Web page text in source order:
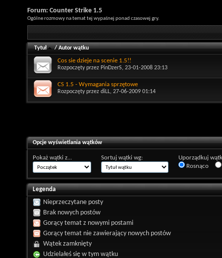
Forum: Counter Strike 1.5
Ogólne rozmowy na temat tej wypaśnej ponad czasowej gry.
Tytuł /Autor wątku
Cos sie dzieje na scenie 1.5!!
Rozpoczęty przez PinDzerS, 23-01-2008 23:13
CS 1.5 - Wymagania sprzętowe
Rozpoczęty przez diLL, 27-06-2009 01:14
Opcje wyświetlania wątków
Pokaż wątki z... Sortuj wątki wg:
Uporządkuj
Rosnąco
Legenda
Nieprzeczytane posty
Brak nowych postów
Gorący temat z nowymi postami
Gorący temat nie zawierający nowych postów
Wątek zamknięty
Udzielałeś się w tym wątku